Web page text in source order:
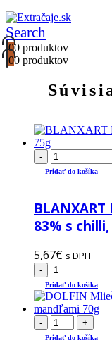
Search
00 produktov
00 produktov
-
Pridať do košíka
83% s
5,67€ s DPH
-
Pridať do košíka
- +
Pridať do košíka